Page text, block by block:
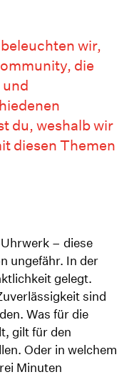
wir,
die
und
du, weshalb wir
diesen Themen
– diese
ungefähr. In der
gelegt.
sind
Was für die
gilt für den
Oder in welchem
Minuten